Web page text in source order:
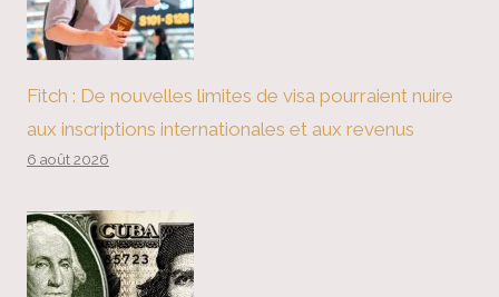
Fitch : De nouvelles limites de visa pourraient nuire
aux inscriptions internationales et aux revenus
6 août 2026